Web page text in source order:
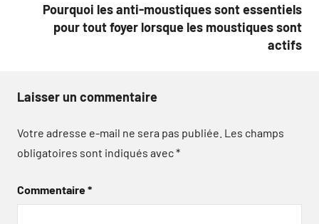
Pourquoi les anti-moustiques sont essentiels
pour tout foyer lorsque les moustiques sont
actifs
Laisser un commentaire
Votre adresse e-mail ne sera pas publiée. Les champs
obligatoires sont indiqués avec*
Commentaire*